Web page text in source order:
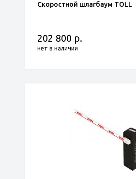
Скоростной шлагбаум TOLL
202 800 р.
нет в наличии